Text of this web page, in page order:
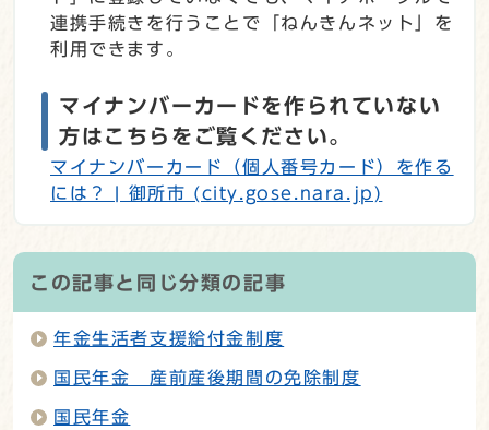
連携手続きを行うことで「ねんきんネット」を
利用できます。
マイナンバーカードを作られていない
方はこちらをご覧ください。
マイナンバーカード（個人番号カード）を作る
には？ | 御所市 (city.gose.nara.jp)
この記事と同じ分類の記事
年金生活者支援給付金制度
国民年金 産前産後期間の免除制度
国民年金